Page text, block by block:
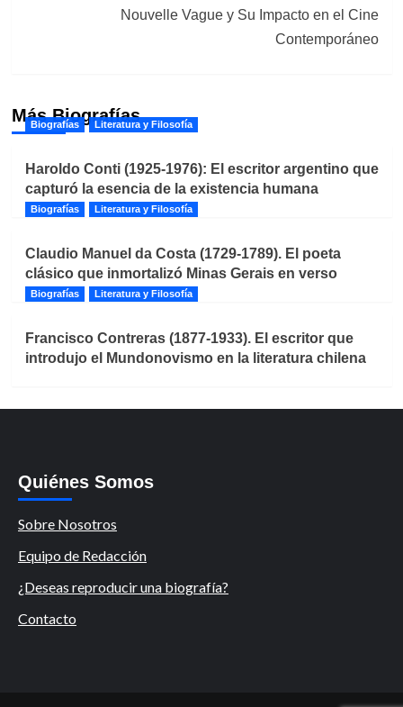
Nouvelle Vague y Su Impacto en el Cine
Contemporáneo
Más Biografías
Biografías Literatura y Filosofía
Haroldo Conti (1925-1976): El escritor argentino que
capturó la esencia de la existencia humana
Biografías Literatura y Filosofía
Claudio Manuel da Costa (1729-1789). El poeta
clásico que inmortalizó Minas Gerais en verso
Biografías Literatura y Filosofía
Francisco Contreras (1877-1933). El escritor que
introdujo el Mundonovismo en la literatura chilena
Quiénes Somos
Sobre Nosotros
Equipo de Redacción
¿Deseas reproducir una biografía?
Contacto